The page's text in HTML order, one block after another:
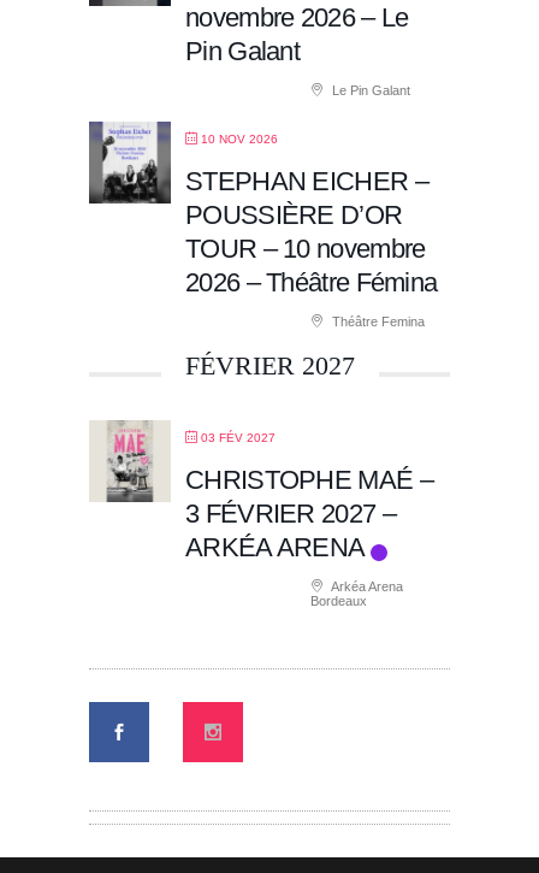
novembre 2026 – Le
Pin Galant
Le Pin Galant
10 NOV 2026
STEPHAN EICHER –
POUSSIÈRE D’OR
TOUR – 10 novembre
2026 – Théâtre Fémina
Théâtre Femina
FÉVRIER 2027
03 FÉV 2027
CHRISTOPHE MAÉ –
3 FÉVRIER 2027 –
ARKÉA ARENA
Arkéa Arena
Bordeaux